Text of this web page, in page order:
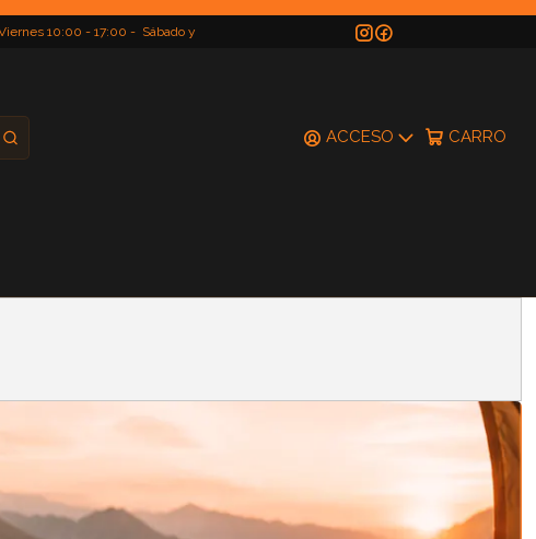
10:00 - 17:00 - Sábado y
ACCESO CARRO